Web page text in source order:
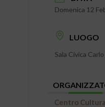
Domenica 12
LUOGO
Sala Civica
Centro